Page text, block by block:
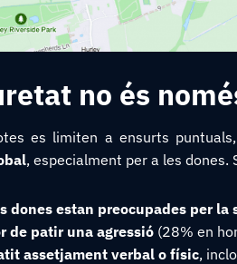
no és
es limiten a ensurts
, especialment per a les dones.
dones estan preocupades per
de patir una agressió (28% en
assetjament verbal o físic,